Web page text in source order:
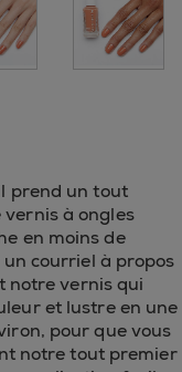
prend un tout
vernis à ongles
en moins de
un courriel à propos
notre vernis qui
et lustre en une
pour que vous
notre tout premier